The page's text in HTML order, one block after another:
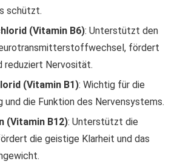
schützt.
(Vitamin B6): Unterstützt den
fördert
reduziert Nervosität.
(Vitamin B1): Wichtig für die
und die Funktion des Nervensystems.
(Vitamin B12): Unterstützt die
die geistige Klarheit und das